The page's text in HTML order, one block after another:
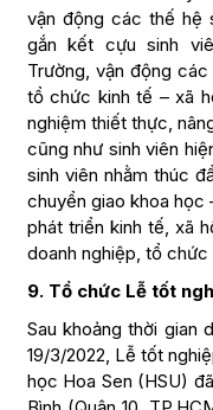
vận động các thế hệ
gắn kết cựu sinh
Trường, vận động
tổ chức kinh tế – xã
nghiệm thiết thực,
cũng như sinh viên
sinh viên nhằm thúc
chuyển giao khoa học
phát triển kinh tế, xã
doanh nghiệp, tổ
9. Tổ chức Lễ tốt
Sau khoảng thời gian
19/3/2022, Lễ tốt
học Hoa Sen (HSU)